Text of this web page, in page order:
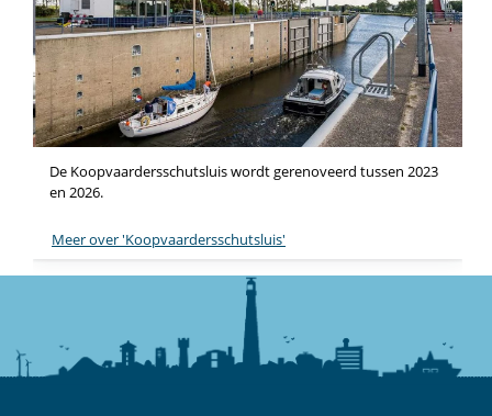
De Koopvaardersschutsluis wordt gerenoveerd tussen 2023
en 2026.
Meer over 'Koopvaardersschutsluis'